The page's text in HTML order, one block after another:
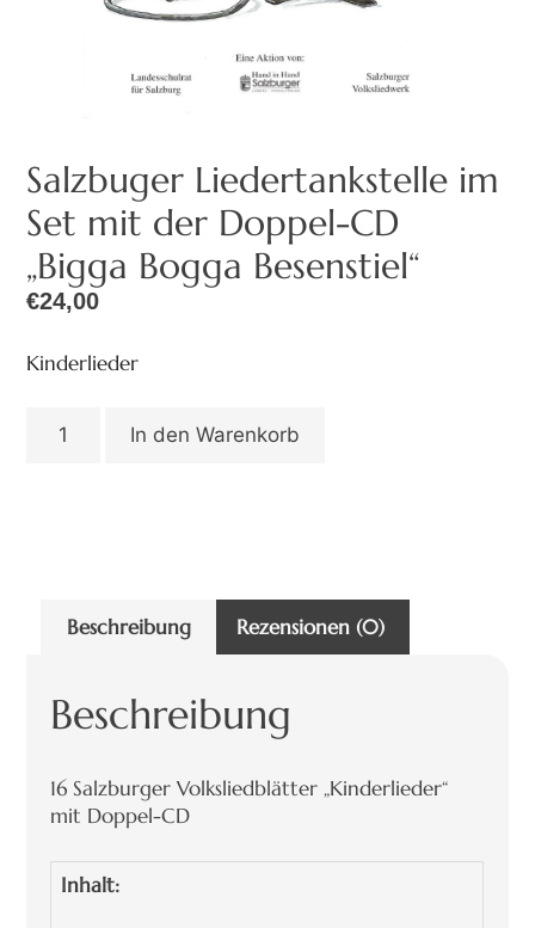
Salzbuger Liedertankstelle im
Set mit der Doppel-CD
„Bigga Bogga Besenstiel“
€24,00
Kinderlieder
In den Warenkorb
Beschreibung Rezensionen (0)
Beschreibung
16 Salzburger Volksliedblätter „Kinderlieder“
mit Doppel-CD
Inhalt: